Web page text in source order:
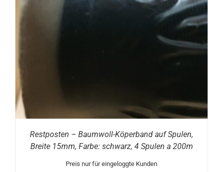
Restposten – Baumwoll-Köperband auf Spulen,
Breite 15mm, Farbe: schwarz, 4 Spulen a 200m
Preis nur für eingeloggte Kunden